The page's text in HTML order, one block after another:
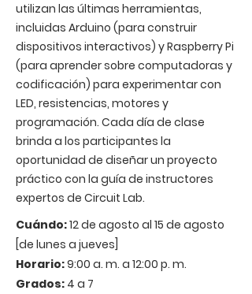
utilizan las últimas herramientas,
incluidas Arduino (para construir
dispositivos interactivos) y Raspberry Pi
(para aprender sobre computadoras y
codificación) para experimentar con
LED, resistencias, motores y
programación. Cada día de clase
brinda a los participantes la
oportunidad de diseñar un proyecto
práctico con la guía de instructores
expertos de Circuit Lab.
Cuándo:12 de agosto al 15 de agosto
[de lunes a jueves]
Horario:9:00 a. m. a 12:00 p. m.
Grados: 4 a 7